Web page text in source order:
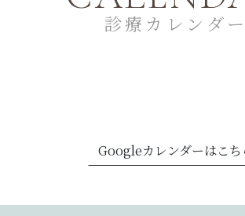
診療カレンダー
Googleカレンダーはこち